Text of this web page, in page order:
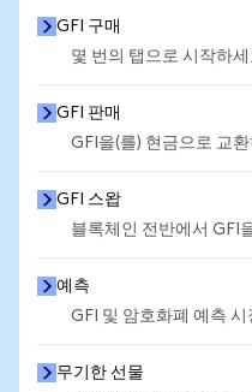
GFI 구매
몇 번의 탭으로 시작하세
GFI 판매
GFI을(를) 현금으로 교
GFI 스왑
블록체인 전반에서 GFI
예측
GFI 및 암호화폐 예측
무기한 선물